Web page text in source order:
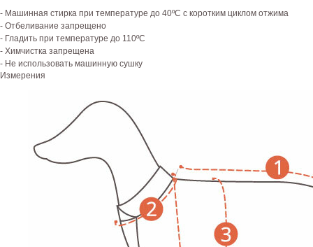
- Машинная стирка при температуре до 40ºC с коротким циклом отжима
- Отбеливание запрещено
- Гладить при температуре до 110ºC
- Химчистка запрещена
- Не использовать машинную сушку
Измерения